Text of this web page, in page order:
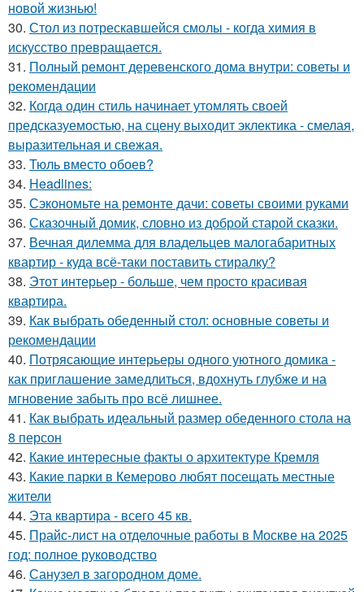
новой жизнью!
30. Стол из потрескавшейся смолы - когда химия в
искусство превращается.
31. Полный ремонт деревенского дома внутри: советы и
рекомендации
32. Когда один стиль начинает утомлять своей
предсказуемостью, на сцену выходит эклектика - смелая,
выразительная и свежая.
33. Тюль вместо обоев?
34. Headlines:
35. Сэкономьте на ремонте дачи: советы своими руками
36. Сказочный домик, словно из доброй старой сказки.
37. Вечная дилемма для владельцев малогабаритных
квартир - куда всё-таки поставить стиралку?
38. Этот интерьер - больше, чем просто красивая
квартира.
39. Как выбрать обеденный стол: основные советы и
рекомендации
40. Потрясающие интерьеры одного уютного домика -
как приглашение замедлиться, вдохнуть глубже и на
мгновение забыть про всё лишнее.
41. Как выбрать идеальный размер обеденного стола на
8 персон
42. Какие интересные факты о архитектуре Кремля
43. Какие парки в Кемерово любят посещать местные
жители
44. Эта квартира - всего 45 кв.
45. Прайс-лист на отделочные работы в Москве на 2025
год: полное руководство
46. Санузел в загородном доме.